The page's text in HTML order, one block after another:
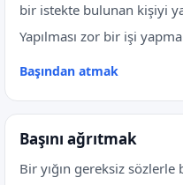
bir istekte bulunan kişiyi
Yapılması zor bir işi
Başından atmak
Başını ağrıtmak
Bir yığın gereksiz